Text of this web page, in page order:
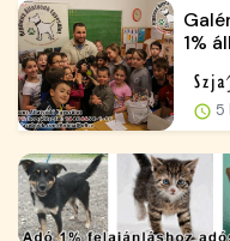
1%
5